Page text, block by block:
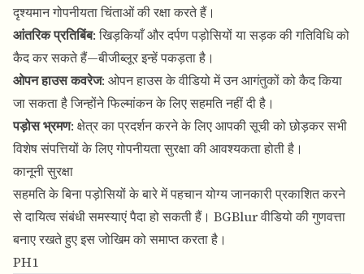
दृश्यमान गोपनीयता चिंताओं की रक्षा करते हैं।
आंतरिक प्रतिबिंब: खिड़कियाँ और दर्पण पड़ोसियों या सड़क की गतिविधि को
कैद कर सकते हैं—बीजीब्लूर इन्हें पकड़ता है।
ओपन हाउस कवरेज: ओपन हाउस के वीडियो में उन आगंतुकों को कैद किया
जा सकता है जिन्होंने फिल्मांकन के लिए सहमति नहीं दी है।
पड़ोस भ्रमण: क्षेत्र का प्रदर्शन करने के लिए आपकी सूची को छोड़कर सभी
विशेष संपत्तियों के लिए गोपनीयता सुरक्षा की आवश्यकता होती है।
कानूनी सुरक्षा
सहमति के बिना पड़ोसियों के बारे में पहचान योग्य जानकारी प्रकाशित करने
से दायित्व संबंधी समस्याएं पैदा हो सकती हैं। BGBlur वीडियो की गुणवत्ता
बनाए रखते हुए इस जोखिम को समाप्त करता है।
PH1